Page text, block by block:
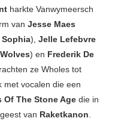
harkte Vanwymeersch
van Jesse Maes
), Jelle Lefebvre
) en Frederik De
ze Wholes tot
met vocalen die een
Of The Stone Age die in
van Raketkanon.